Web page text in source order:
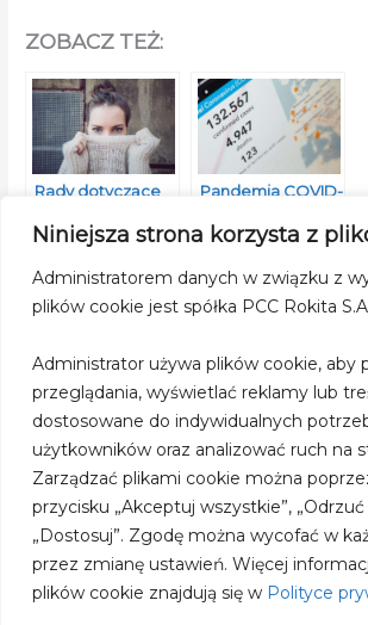
Niniejsza strona korzysta z
Administratorem danych w związku z
plików cookie jest spółka PCC Rokita
Administrator używa plików cookie, aby
przeglądania, wyświetlać reklamy lub
dostosowane do indywidualnych
użytkowników oraz analizować ruch na
Zarządzać plikami cookie można
przycisku „Akceptuj wszystkie”,
„Dostosuj”. Zgodę można wycofać w
przez zmianę ustawień. Więcej
plików cookie znajdują się w Polityce
ZOBACZ TEŻ:
Rady dotyczące
Pandemia COVID-
Odporność
zbiorowa, a
koronawirus